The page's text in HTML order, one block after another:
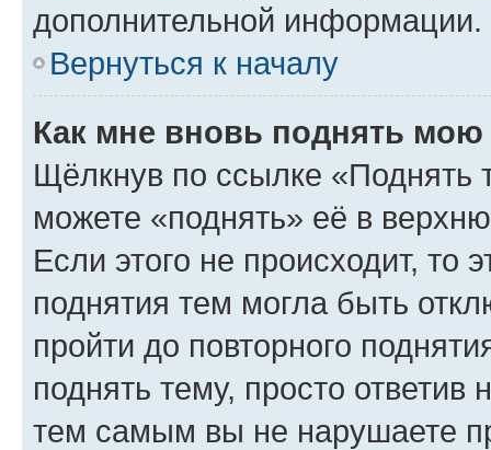
дополнительной информации.
Вернуться к началу
Как мне вновь поднять мою
Щёлкнув по ссылке «Поднять
можете «поднять» её в
Если этого не происходит, то
поднятия тем могла быть
пройти до повторного
поднять тему, просто ответив
тем самым вы не нарушаете